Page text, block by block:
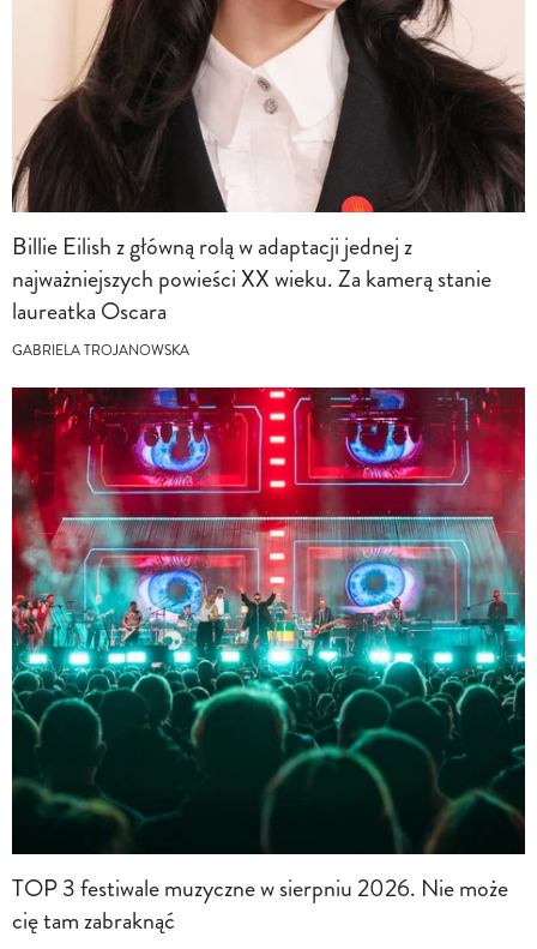
Billie Eilish z główną rolą w adaptacji jednej z
najważniejszych powieści XX wieku. Za kamerą stanie
laureatka Oscara
GABRIELA TROJANOWSKA
TOP 3 festiwale muzyczne w sierpniu 2026. Nie może
cię tam zabraknąć